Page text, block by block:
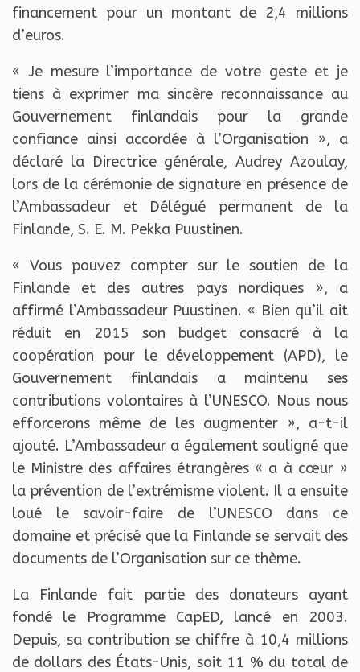
financement pour un montant de 2,4 millions
d’euros.
« Je mesure l’importance de votre geste et je
tiens à exprimer ma sincère reconnaissance au
Gouvernement finlandais pour la grande
confiance ainsi accordée à l’Organisation », a
déclaré la Directrice générale, Audrey Azoulay,
lors de la cérémonie de signature en présence de
l’Ambassadeur et Délégué permanent de la
Finlande, S. E. M. Pekka Puustinen.
« Vous pouvez compter sur le soutien de la
Finlande et des autres pays nordiques », a
affirmé l’Ambassadeur Puustinen. « Bien qu’il ait
réduit en 2015 son budget consacré à la
coopération pour le développement (APD), le
Gouvernement finlandais a maintenu ses
contributions volontaires à l’UNESCO. Nous nous
efforcerons même de les augmenter », a-t-il
ajouté. L’Ambassadeur a également souligné que
le Ministre des affaires étrangères « a à cœur »
la prévention de l’extrémisme violent. Il a ensuite
loué le savoir-faire de l’UNESCO dans ce
domaine et précisé que la Finlande se servait des
documents de l’Organisation sur ce thème.
La Finlande fait partie des donateurs ayant
fondé le Programme CapED, lancé en 2003.
Depuis, sa contribution se chiffre à 10,4 millions
de dollars des États-Unis, soit 11 % du total de